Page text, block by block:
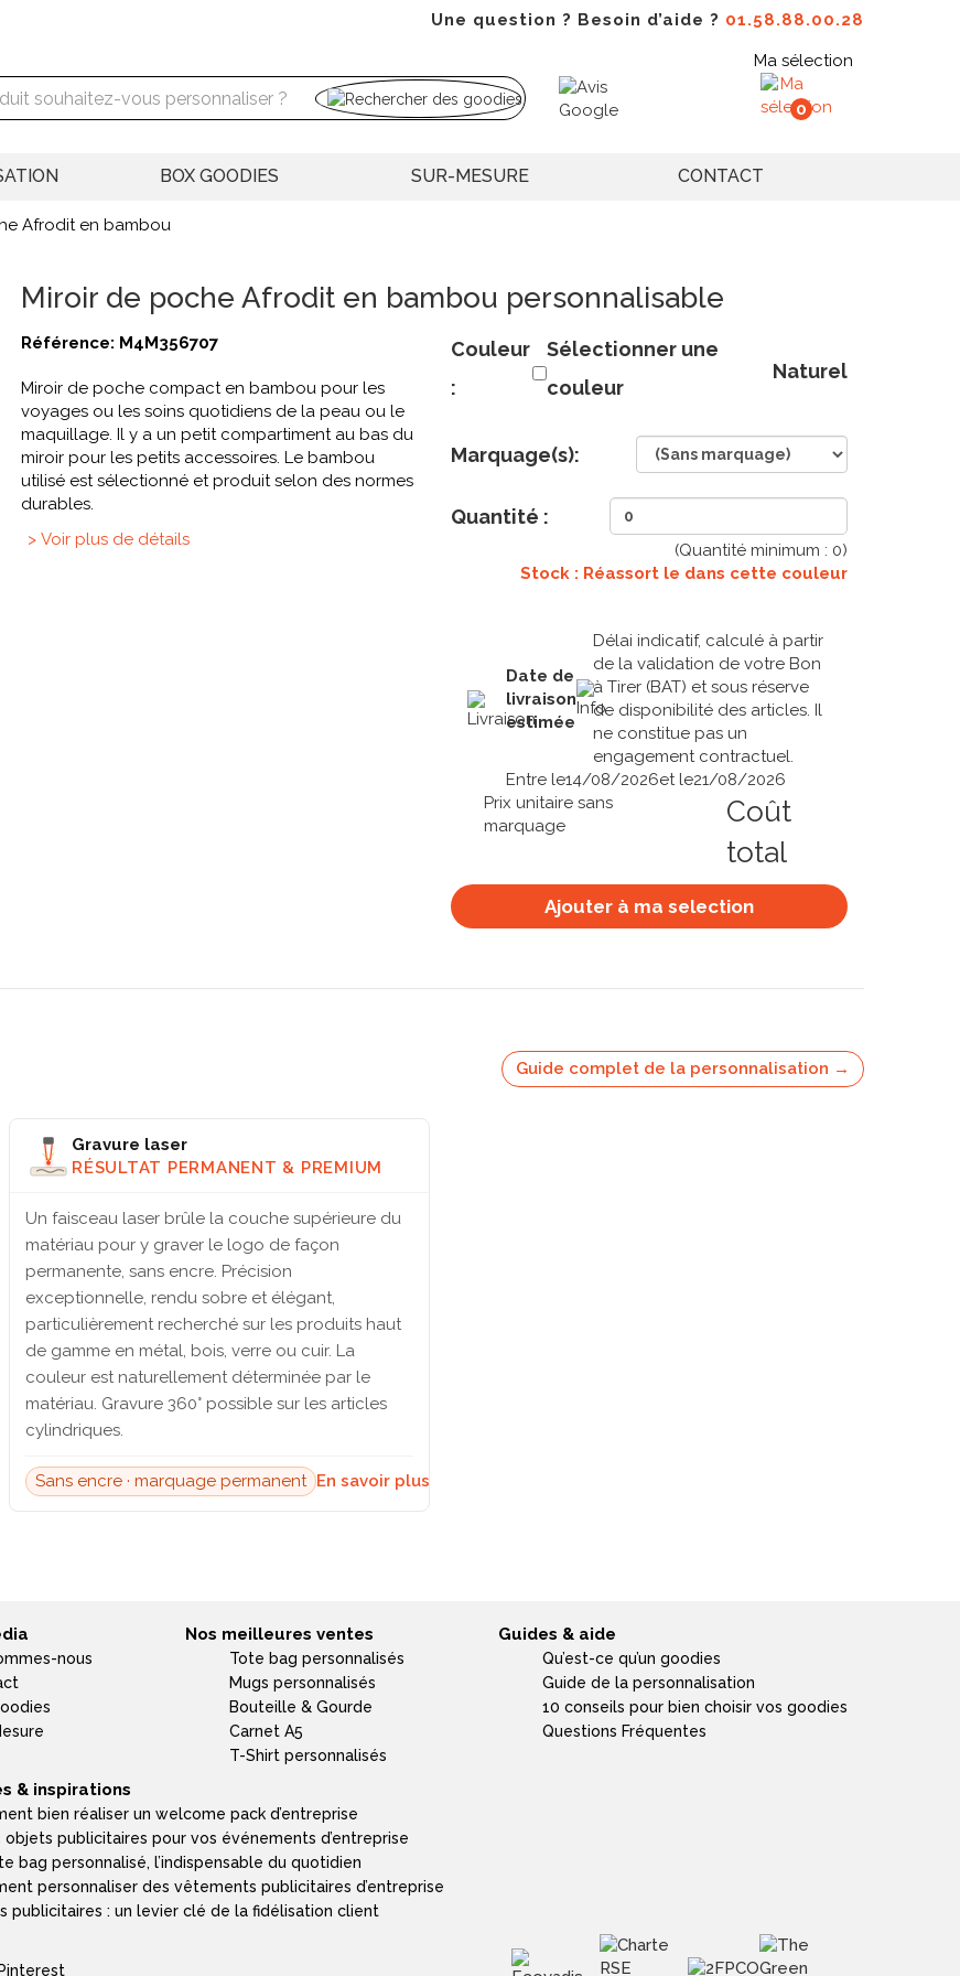
Une question ? Besoin d’aide ? 01.58.88.00.28
Ma sélection
0
BOX GOODIES SUR-MESURE CONTACT
Afrodit en bambou
Miroir de poche Afrodit en bambou personnalisable
Référence: M4M356707
Miroir de poche compact en bambou pour les
voyages ou les soins quotidiens de la peau ou le
maquillage. Il y a un petit compartiment au bas du
miroir pour les petits accessoires. Le bambou
utilisé est sélectionné et produit selon des normes
durables.
> Voir plus de détails
Couleur
:
Sélectionner une
couleur
Naturel
Marquage(s):
Quantité :
(Quantité minimum : 0)
Stock : Réassort le dans cette couleur
Date de
livraison
estimée
Délai indicatif, calculé à partir
de la validation de votre Bon
à Tirer (BAT) et sous réserve
de disponibilité des articles. Il
ne constitue pas un
engagement contractuel.
Entre le14/08/2026et le21/08/2026
Prix unitaire sans
marquage
Coût
total
Ajouter à ma selection
Guide complet de la personnalisation →
Gravure laser
RÉSULTAT PERMANENT & PREMIUM
Un faisceau laser brûle la couche supérieure du
matériau pour y graver le logo de façon
permanente, sans encre. Précision
exceptionnelle, rendu sobre et élégant,
particulièrement recherché sur les produits haut
de gamme en métal, bois, verre ou cuir. La
couleur est naturellement déterminée par le
matériau. Gravure 360° possible sur les articles
cylindriques.
Sans encre · marquage permanent En savoir plus →
nous
Nos meilleures ventes
Tote bag personnalisés
Mugs personnalisés
Bouteille & Gourde
Carnet A5
T-Shirt personnalisés
Guides & aide
Qu’est-ce qu’un goodies
Guide de la personnalisation
10 conseils pour bien choisir vos goodies
Questions Fréquentes
& inspirations
bien réaliser un welcome pack d’entreprise
objets publicitaires pour vos événements d’entreprise
bag personnalisé, l’indispensable du quotidien
personnaliser des vêtements publicitaires d’entreprise
publicitaires : un levier clé de la fidélisation client